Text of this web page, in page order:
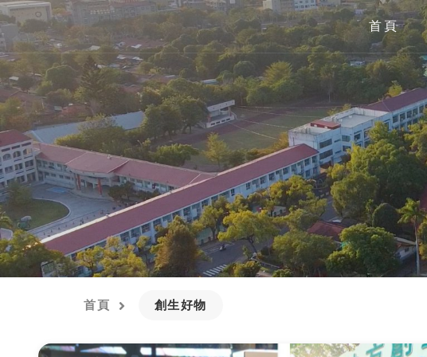
首頁
首頁 創生好物